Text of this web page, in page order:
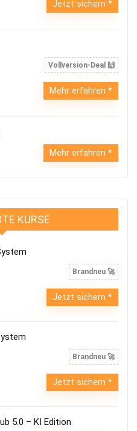
Jetzt sichern
Vollversion-Deal 🙌
Mehr erfahren
Mehr erfahren
KURSE
Brandneu 🚀
Jetzt sichern
Brandneu 🚀
Jetzt sichern
5.0 – KI Edition